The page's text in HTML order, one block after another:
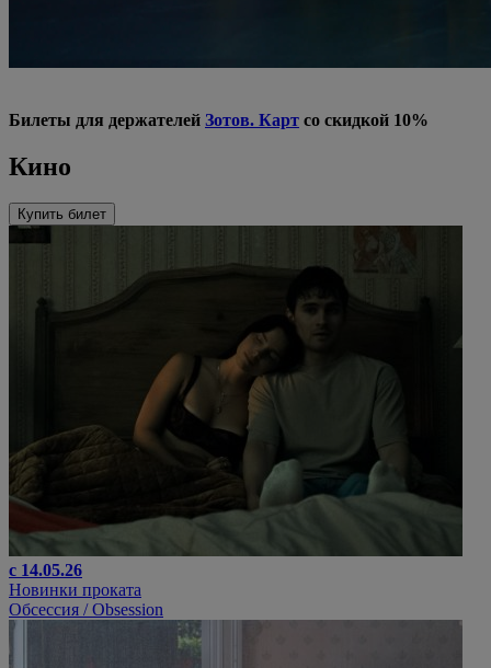
Билеты для держателей Зотов. Карт со скидкой 10%
Кино
Купить билет
с 14.05.26
Новинки проката
Обсессия / Obsession